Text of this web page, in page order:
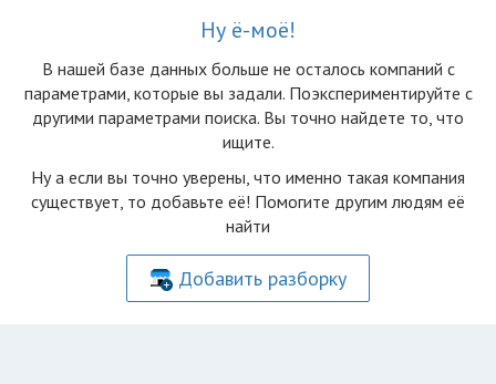
Ну ё-моё!
В нашей базе данных больше не осталоcь компаний с
параметрами, которые вы задали. Поэкспериментируйте с
другими параметрами поиска. Вы точно найдете то, что
ищите.
Ну а если вы точно уверены, что именно такая компания
существует, то добавьте её! Помогите другим людям её
найти
Добавить разборку